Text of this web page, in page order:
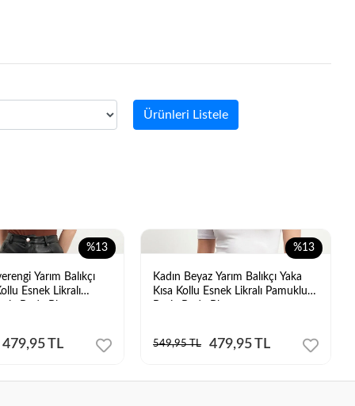
Ürünleri Listele
%13
Yarım Balıkçı
Esnek Likralı
479,95 TL
%13
Kadın Beyaz Yarım Balıkçı Yaka
Kısa Kollu Esnek Likralı Pamuklu
549,95 TL 479,95 TL